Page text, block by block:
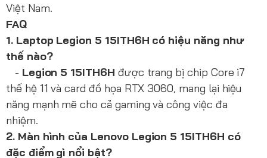
Việt Nam.
FAQ
1. Laptop Legion 5 15ITH6H có hiệu năng như
thế nào?
- Legion 5 15ITH6H được trang bị chip Core i7
thế hệ 11 và card đồ họa RTX 3060, mang lại hiệu
năng mạnh mẽ cho cả gaming và công việc đa
nhiệm.
2. Màn hình của Lenovo Legion 5 15ITH6H có
đặc điểm gì nổi bật?